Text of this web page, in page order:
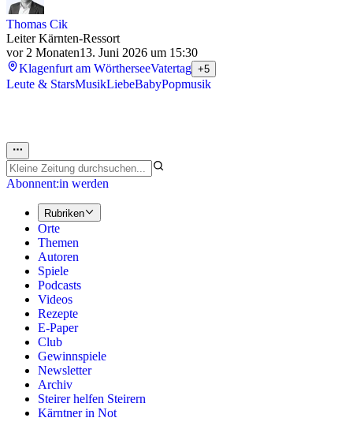
Thomas Cik
Leiter Kärnten-Ressort
vor 2 Monaten13. Juni 2026 um 15:30
Klagenfurt am WörtherseeVatertag +5
Leute & StarsMusikLiebeBabyPopmusik
Abonnent:in werden
Rubriken
Orte
Themen
Autoren
Spiele
Podcasts
Videos
Rezepte
E-Paper
Club
Gewinnspiele
Newsletter
Archiv
Steirer helfen Steirern
Kärntner in Not